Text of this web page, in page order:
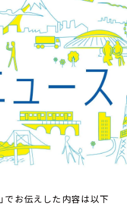
でお伝えした内容は以下